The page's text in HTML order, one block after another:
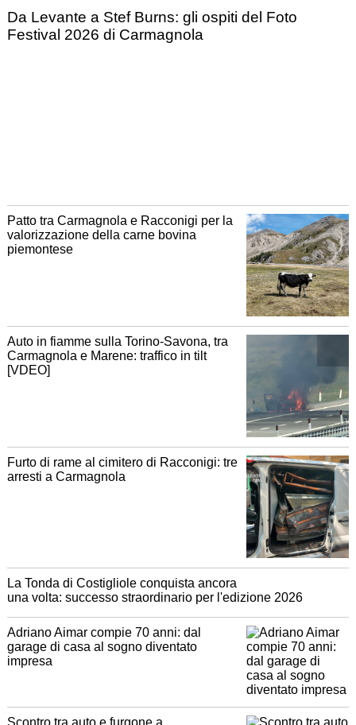
Da Levante a Stef Burns: gli ospiti del Foto
Festival 2026 di Carmagnola
Patto tra Carmagnola e Racconigi per la
valorizzazione della carne bovina
piemontese
Auto in fiamme sulla Torino-Savona, tra
Carmagnola e Marene: traffico in tilt
[VDEO]
Furto di rame al cimitero di Racconigi: tre
arresti a Carmagnola
La Tonda di Costigliole conquista ancora
una volta: successo straordinario per l'edizione 2026
Adriano Aimar compie 70 anni: dal
garage di casa al sogno diventato
impresa
Scontro tra auto e furgone a